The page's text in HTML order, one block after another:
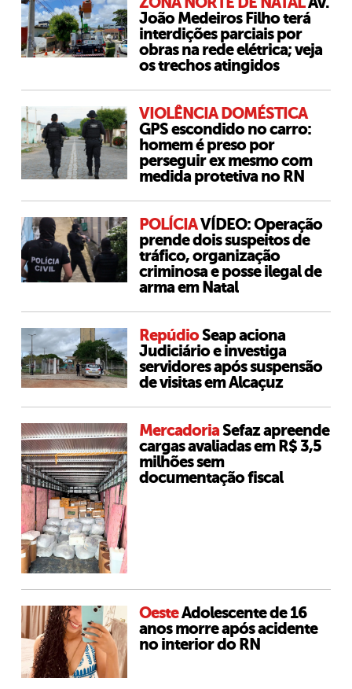
João Medeiros Filho terá
interdições parciais por
obras na rede elétrica; veja
os trechos atingidos
VIOLÊNCIA DOMÉSTICA
GPS escondido no carro:
homem é preso por
perseguir ex mesmo com
medida protetiva no RN
POLÍCIAVÍDEO: Operação
prende dois suspeitos de
tráfico, organização
criminosa e posse ilegal de
arma em Natal
RepúdioSeap aciona
Judiciário e investiga
servidores após suspensão
de visitas em Alcaçuz
MercadoriaSefaz apreende
cargas avaliadas em R$ 3,5
milhões sem
documentação fiscal
OesteAdolescente de 16
anos morre após acidente
no interior do RN